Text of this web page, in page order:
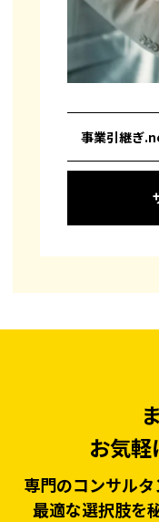
事業引継ぎ
お気
専門のコンサルタ
最適な選択肢を